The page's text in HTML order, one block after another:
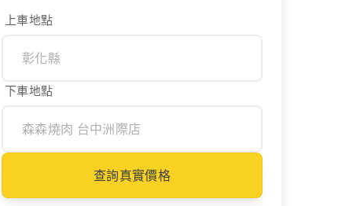
上車地點
下車地點
查詢真實價格